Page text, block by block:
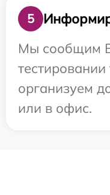
5
Мы сообщим
организуем
или в офис.